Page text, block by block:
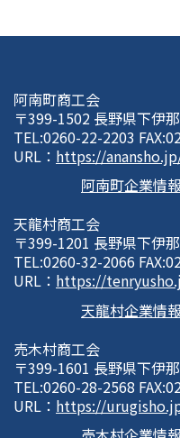
阿南町商工会
〒399-1502 長野県下伊
TEL:0260-22-2203
URL： https://
阿南町企業情報
天龍村商工会
〒399-1201 長野県下伊
TEL:0260-32-2066
URL： https://
天龍村企業情報
売木村商工会
〒399-1601 長野県下伊
TEL:0260-28-2568
URL： https://